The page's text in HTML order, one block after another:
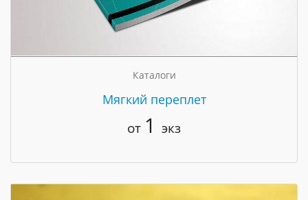
Каталоги
Мягкий переплет
от 1 экз